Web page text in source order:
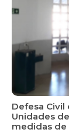
Defesa Civil
Unidades
medidas de